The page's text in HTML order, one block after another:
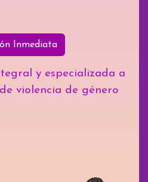
Inmediata
y especializada a
violencia de género